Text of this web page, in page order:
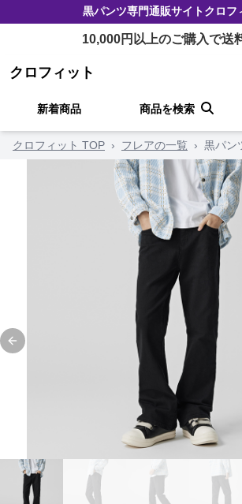
黒パンツ専門通販サイトクロフ
10,000円以上のご購入で送
クロフィット
新着商品 商品を検索
クロフィット TOP › フレアの一覧 › 黒パン
Previous slide